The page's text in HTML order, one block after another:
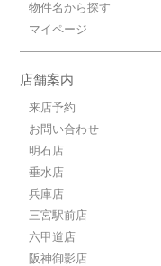
物件名から探す
マイページ
店舗案内
来店予約
お問い合わせ
明石店
垂水店
兵庫店
三宮駅前店
六甲道店
阪神御影店